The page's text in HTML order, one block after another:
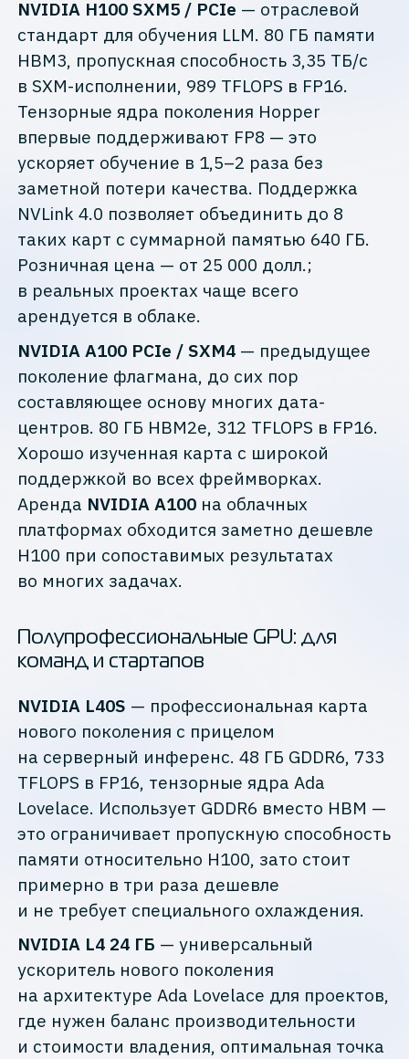
NVIDIA H100 SXM5 / PCIe — отраслевой
стандарт для обучения LLM. 80 ГБ памяти
HBM3, пропускная способность 3,35 ТБ/с
в SXM-исполнении, 989 TFLOPS в FP16.
Тензорные ядра поколения Hopper
впервые поддерживают FP8 — это
ускоряет обучение в 1,5–2 раза без
заметной потери качества. Поддержка
NVLink 4.0 позволяет объединить до 8
таких карт с суммарной памятью 640 ГБ.
Розничная цена — от 25 000 долл.;
в реальных проектах чаще всего
арендуется в облаке.
NVIDIA A100 PCIe / SXM4 — предыдущее
поколение флагмана, до сих пор
составляющее основу многих дата-
центров. 80 ГБ HBM2e, 312 TFLOPS в FP16.
Хорошо изученная карта с широкой
поддержкой во всех фреймворках.
Аренда NVIDIA A100 на облачных
платформах обходится заметно дешевле
H100 при сопоставимых результатах
во многих задачах.
Полупрофессиональные GPU: для
команд и стартапов
NVIDIA L40S — профессиональная карта
нового поколения с прицелом
на серверный инференс. 48 ГБ GDDR6, 733
TFLOPS в FP16, тензорные ядра Ada
Lovelace. Использует GDDR6 вместо HBM —
это ограничивает пропускную способность
памяти относительно H100, зато стоит
примерно в три раза дешевле
и не требует специального охлаждения.
NVIDIA L4 24 ГБ — универсальный
ускоритель нового поколения
на архитектуре Ada Lovelace для проектов,
где нужен баланс производительности
и стоимости владения, оптимальная точка